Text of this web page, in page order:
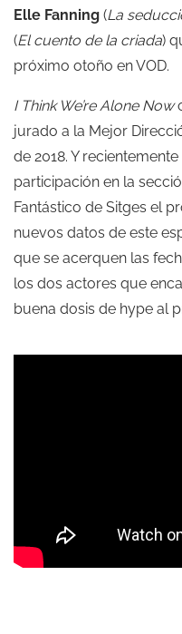
Elle Fanning (La
(El cuento de la criada)
próximo otoño en VOD.
I Think We’re Alone Now
jurado a la Mejor
de 2018. Y
participación en la
Fantástico de Sitges el
nuevos datos de este
que se acerquen las
los dos actores que
buena dosis de hype al